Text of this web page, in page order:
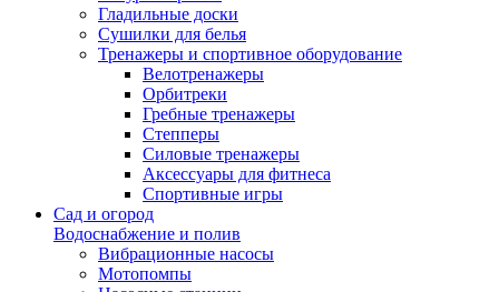
Гладильные доски
Сушилки для белья
Тренажеры и спортивное оборудование
Велотренажеры
Орбитреки
Гребные тренажеры
Степперы
Силовые тренажеры
Аксессуары для фитнеса
Спортивные игры
Сад и огород
Водоснабжение и полив
Вибрационные насосы
Мотопомпы